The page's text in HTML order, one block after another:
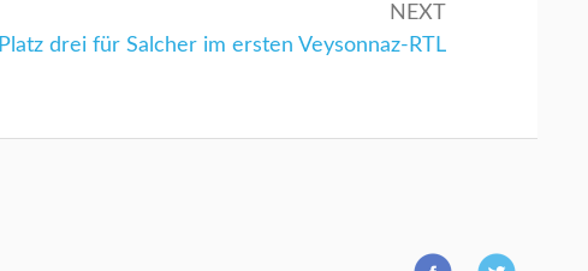
NEXT
Next:
Platz drei für Salcher im ersten Veysonnaz-RTL